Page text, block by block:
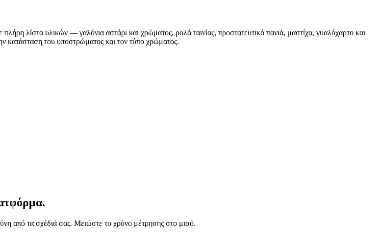
λίστα υλικών — γαλόνια αστάρι και χρώματος, ρολά ταινίας, προστατευτικά πανιά, μαστίχα, γυαλόχαρτο και
κατάσταση του υποστρώματος και τον τύπο χρώματος.
από τα σχέδιά σας. Μειώστε το χρόνο μέτρησης στο μισό.